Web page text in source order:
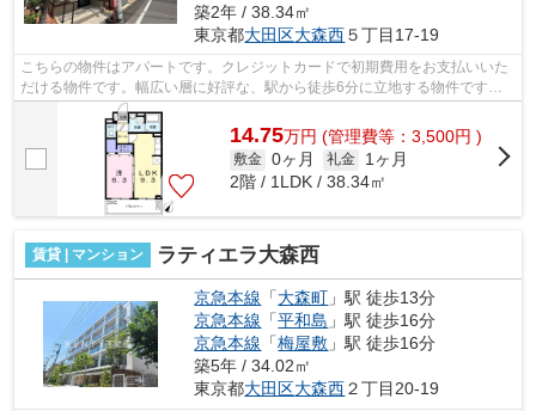
築2年 / 38.34㎡
東京都大田区大森西５丁目17-19
こちらの物件はアパートです。クレジットカードで初期費用をお支払いいた
だける物件です。幅広い層に好評な、駅から徒歩6分に立地する物件です。
「ユアーズ」の物件情報をお探しならお...
14.75万円 (管理費等：3,500円 )
敷金 0ヶ月 礼金
1ヶ月
2階 / 1LDK / 38.34㎡
賃貸 | マンション ラティエラ大森西
京急本線 「大森町 」駅 徒歩13分
京急本線 「平和島 」駅 徒歩16分
京急本線 「梅屋敷 」駅 徒歩16分
築5年 / 34.02㎡
東京都大田区大森西２丁目20-19